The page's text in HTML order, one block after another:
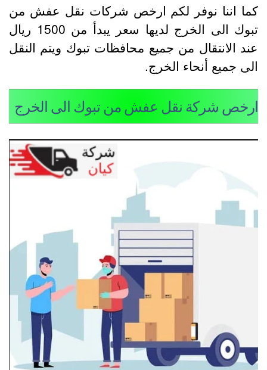
اننا نوفر لكم ارخص شركات نقل عفش من
تبوك الى الخرج لديها سعر يبدأ من 1500 ريال
الانتقال من جميع محافظات تبوك ويتم النقل
جميع أنحاء الخرج.
شركة نقل عفش من تبوك الى الخرج